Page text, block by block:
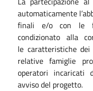
automaticamente
finali e/o con le
condizionato alla
le caratteristiche
relative famiglie
operatori incaricati
avviso del progetto.